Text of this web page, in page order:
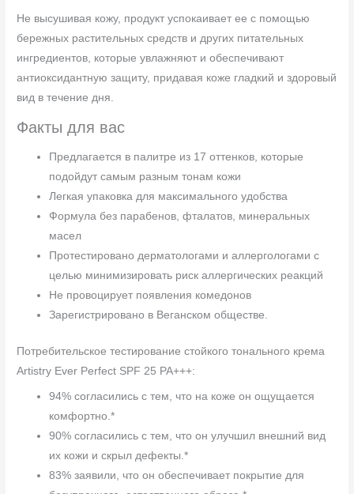
Не высушивая кожу, продукт успокаивает ее с помощью
бережных растительных средств и других питательных
ингредиентов, которые увлажняют и обеспечивают
антиоксидантную защиту, придавая коже гладкий и здоровый
вид в течение дня.
Факты для вас
Предлагается в палитре из 17 оттенков, которые
подойдут самым разным тонам кожи
Легкая упаковка для максимального удобства
Формула без парабенов, фталатов, минеральных
масел
Протестировано дерматологами и аллергологами с
целью минимизировать риск аллергических реакций
Не провоцирует появления комедонов
Зарегистрировано в Веганском обществе.
Потребительское тестирование стойкого тонального крема
Artistry Ever Perfect SPF 25 PA+++:
94% согласились с тем, что на коже он ощущается
комфортно.*
90% согласились с тем, что он улучшил внешний вид
их кожи и скрыл дефекты.*
83% заявили, что он обеспечивает покрытие для